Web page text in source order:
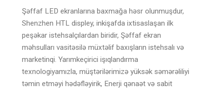
Şəffaf LED ekranlarına baxmağa həsr olunmuşdur,
Shenzhen HTL displey, inkişafda ixtisaslaşan ilk
peşəkar istehsalçılardan biridir, Şəffaf ekran
məhsulları vasitəsilə müxtəlif baxışların istehsalı və
marketinqi. Yarımkeçirici işıqlandırma
texnologiyamızla, müştərilərimizə yüksək səmərəliliyi
təmin etməyi hədəfləyirik, Enerji qənaət və sabit